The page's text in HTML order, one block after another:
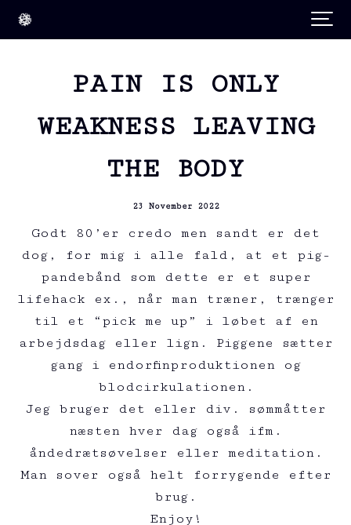
PAIN IS ONLY
WEAKNESS LEAVING
THE BODY
23 November 2022
Godt 80’er credo men sandt er det
dog, for mig i alle fald, at et pig-
pandebånd som dette er et super
lifehack ex., når man træner, trænger
til et “pick me up” i løbet af en
arbejdsdag eller lign. Piggene sætter
gang i endorfinproduktionen og
blodcirkulationen.
Jeg bruger det eller div. sømmåtter
næsten hver dag også ifm.
åndedrætsøvelser eller meditation.
Man sover også helt forrygende efter
brug.
Enjoy!